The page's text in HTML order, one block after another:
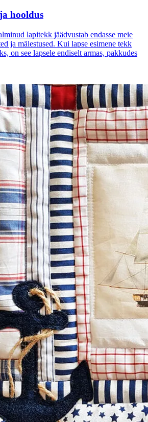
hooldus
lapitekk jäädvustab endasse meie
ja mälestused. Kui lapse esimene tekk
on see lapsele endiselt armas, pakkudes